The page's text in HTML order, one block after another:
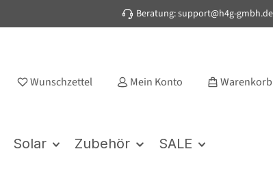
Beratung: support@h4g-gmbh.de
Wunschzettel Mein Konto Warenkorb
Solar Zubehör SALE